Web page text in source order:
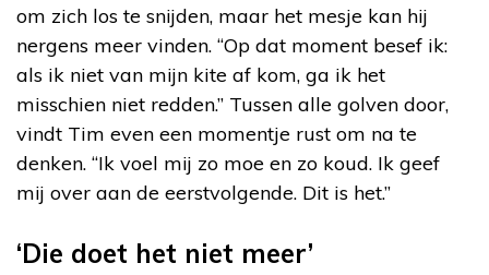
om zich los te snijden, maar het mesje kan hij
nergens meer vinden. “Op dat moment besef ik:
als ik niet van mijn kite af kom, ga ik het
misschien niet redden.” Tussen alle golven door,
vindt Tim even een momentje rust om na te
denken. “Ik voel mij zo moe en zo koud. Ik geef
mij over aan de eerstvolgende. Dit is het.”
‘Die doet het niet meer’